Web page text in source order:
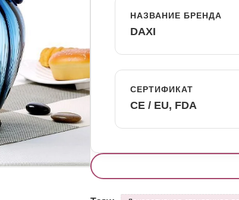
НАЗВАНИЕ БРЕНДА
DAXI
СЕРТИФИКАТ
CE / EU, FDA